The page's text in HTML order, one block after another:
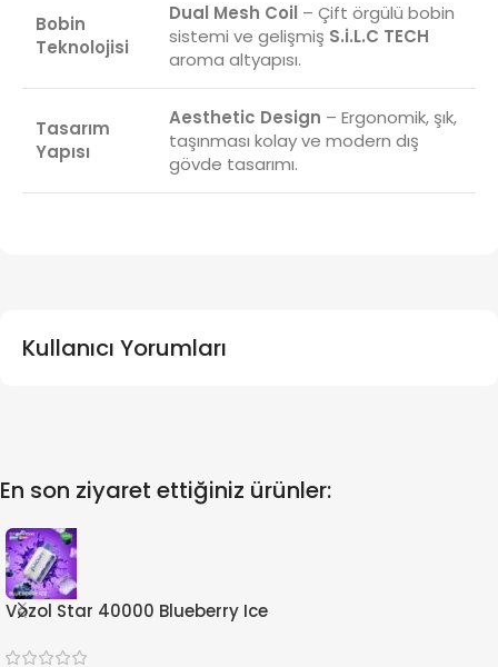
Bobin
Teknolojisi
Dual Mesh Coil – Çift örgülü bobin
sistemi ve gelişmiş S.i.L.C TECH
aroma altyapısı.
Tasarım
Yapısı
Aesthetic Design – Ergonomik, şık,
taşınması kolay ve modern dış
gövde tasarımı.
Kullanıcı Yorumları
En son ziyaret ettiğiniz ürünler:
Vozol Star 40000 Blueberry Ice